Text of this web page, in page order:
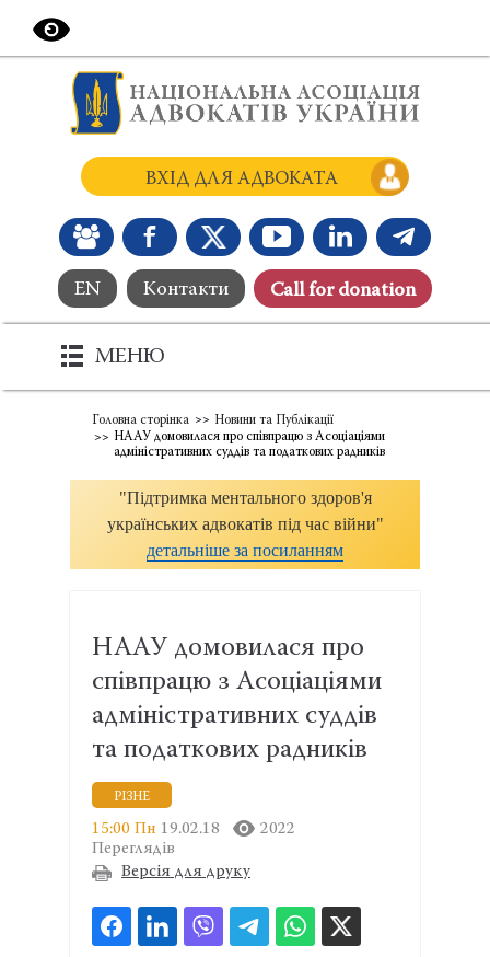
EN Контакти Сall for donation
ВХІД ДЛЯ АДВОКАТА
МЕНЮ
Головна сторінка
Новини та Публікації
НААУ домовилася про співпрацю з Асоціаціями
адміністративних суддів та податкових радників
"Підтримка ментального здоров'я
українських адвокатів під час війни"
детальніше за посиланням
НААУ домовилася про
співпрацю з Асоціаціями
адміністративних суддів
та податкових радників
РІЗНЕ
15:00 Пн 19.02.18
2022
Переглядів
Версія для друку